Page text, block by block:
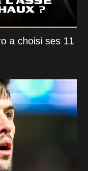
a choisi ses 11